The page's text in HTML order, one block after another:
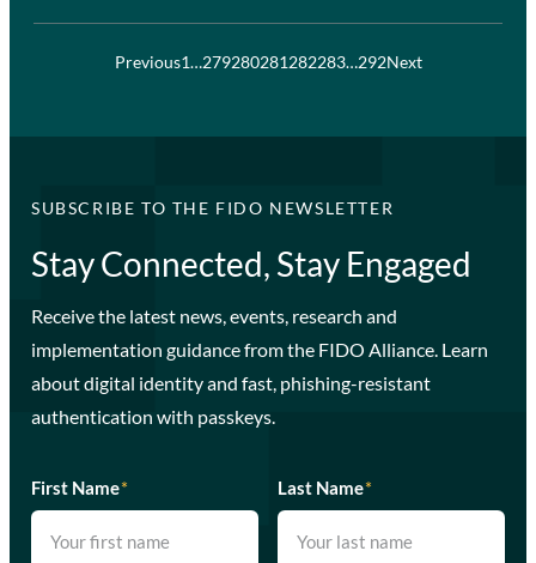
Previous1…279280281282283…292Next
SUBSCRIBE TO THE FIDO NEWSLETTER
Stay Connected, Stay Engaged
Receive the latest news, events, research and
implementation guidance from the FIDO Alliance. Learn
about digital identity and fast, phishing-resistant
authentication with passkeys.
First Name* Last Name*